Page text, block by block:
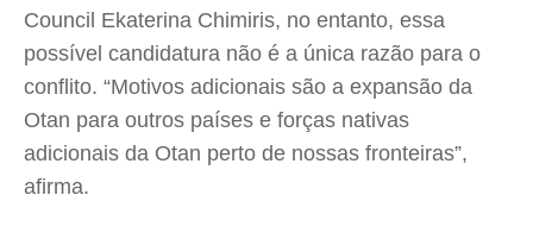
Council Ekaterina Chimiris, no entanto, essa
possível candidatura não é a única razão para o
conflito. “Motivos adicionais são a expansão da
Otan para outros países e forças nativas
adicionais da Otan perto de nossas fronteiras”,
afirma.